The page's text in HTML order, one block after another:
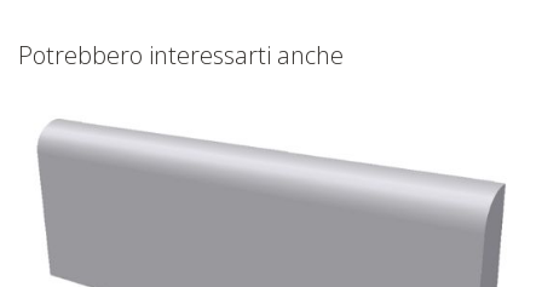
Potrebbero interessarti anche